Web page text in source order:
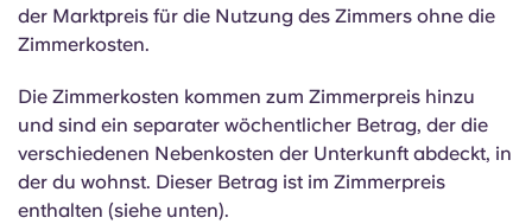
Konto Sprache
English (US)
Chinese
Wähle eine Stadt aus
Wähle eine Unterkunft aus
Jetzt buchen
der Marktpreis für die Nutzung des Zimmers ohne die
Zimmerkosten.
Die Zimmerkosten kommen zum Zimmerpreis hinzu
und sind ein separater wöchentlicher Betrag, der die
verschiedenen Nebenkosten der Unterkunft abdeckt, in
der du wohnst. Dieser Betrag ist im Zimmerpreis
enthalten (siehe unten).